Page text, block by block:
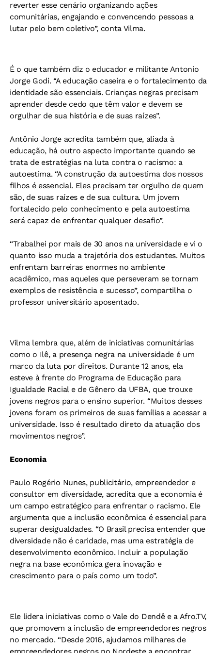
reverter esse cenário organizando ações
comunitárias, engajando e convencendo pessoas a
lutar pelo bem coletivo”, conta Vilma.
É o que também diz o educador e militante Antonio
Jorge Godi. “A educação caseira e o fortalecimento da
identidade são essenciais. Crianças negras precisam
aprender desde cedo que têm valor e devem se
orgulhar de sua história e de suas raízes”.
Antônio Jorge acredita também que, aliada à
educação, há outro aspecto importante quando se
trata de estratégias na luta contra o racismo: a
autoestima. “A construção da autoestima dos nossos
filhos é essencial. Eles precisam ter orgulho de quem
são, de suas raízes e de sua cultura. Um jovem
fortalecido pelo conhecimento e pela autoestima
será capaz de enfrentar qualquer desafio”.
“Trabalhei por mais de 30 anos na universidade e vi o
quanto isso muda a trajetória dos estudantes. Muitos
enfrentam barreiras enormes no ambiente
acadêmico, mas aqueles que perseveram se tornam
exemplos de resistência e sucesso”, compartilha o
professor universitário aposentado.
Vilma lembra que, além de iniciativas comunitárias
como o Ilê, a presença negra na universidade é um
marco da luta por direitos. Durante 12 anos, ela
esteve à frente do Programa de Educação para
Igualdade Racial e de Gênero da UFBA, que trouxe
jovens negros para o ensino superior. “Muitos desses
jovens foram os primeiros de suas famílias a acessar a
universidade. Isso é resultado direto da atuação dos
movimentos negros”.
Economia
Paulo Rogério Nunes, publicitário, empreendedor e
consultor em diversidade, acredita que a economia é
um campo estratégico para enfrentar o racismo. Ele
argumenta que a inclusão econômica é essencial para
superar desigualdades. “O Brasil precisa entender que
diversidade não é caridade, mas uma estratégia de
desenvolvimento econômico. Incluir a população
negra na base econômica gera inovação e
crescimento para o país como um todo”.
Ele lidera iniciativas como o Vale do Dendê e a Afro.TV,
que promovem a inclusão de empreendedores negros
no mercado. “Desde 2016, ajudamos milhares de